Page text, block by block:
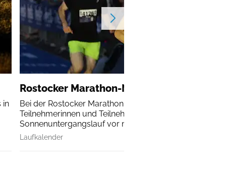
in
Rostocker Marathon-Nacht
Bei der Rostocker Marathon-Nacht erleben alle
Teilnehmerinnen und Teilnehmer einen
Sonnenuntergangslauf vor malerischer Kulisse.
Laufkalender